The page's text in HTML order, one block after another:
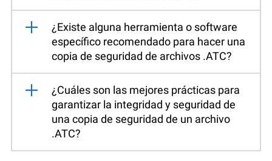
¿Existe alguna herramienta o software
específico recomendado para hacer una
copia de seguridad de archivos .ATC?
¿Cuáles son las mejores prácticas para
garantizar la integridad y seguridad de
una copia de seguridad de un archivo
.ATC?